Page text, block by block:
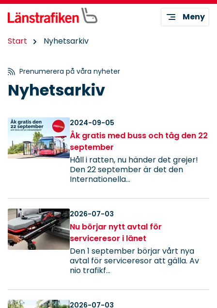
Meny
Start Nyhetsarkiv
Nyhetsarkiv
Prenumerera på våra nyheter
2024-09-05
Åk gratis med buss och tåg den 22
september
Håll i ratten, nu händer det grejer!
Den 22 september är det den
Internationella...
2026-07-03
Nu börjar nytt avtal för
serviceresor i länet
Den 1 september börjar vårt nya
avtal för serviceresor att gälla. Av
nio trafikf...
2026-07-03